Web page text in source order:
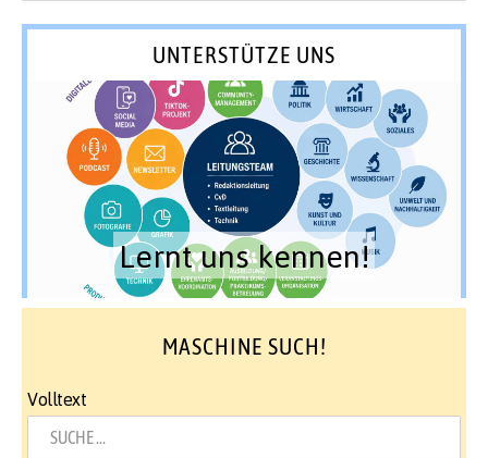
UNTERSTÜTZE UNS
Lernt uns kennen!
MASCHINE SUCH!
Volltext